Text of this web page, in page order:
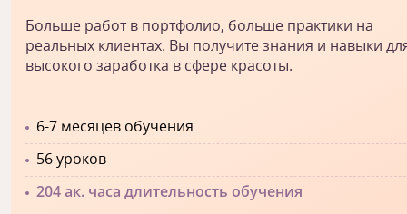
Больше работ в портфолио, больше практики на
реальных клиентах. Вы получите знания и навыки
высокого заработка в сфере красоты.
6-7 месяцев обучения
56 уроков
204 ак. часа длительность обучения